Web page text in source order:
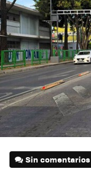
Sin comentarios